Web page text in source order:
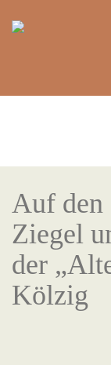
Auf den
Ziegel
der
Kölzig